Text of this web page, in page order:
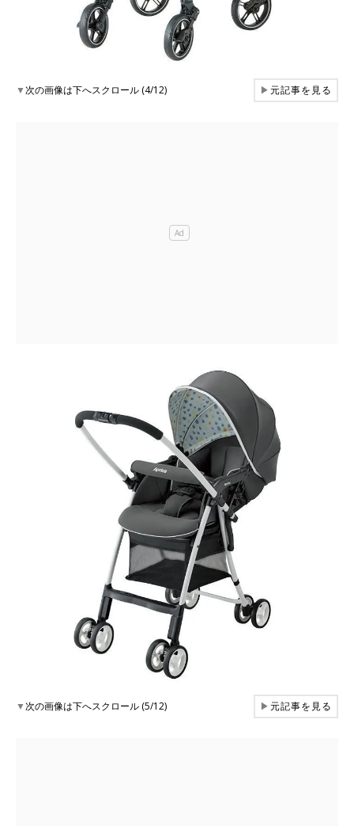
▼次の画像は下へスクロール (4/12) ▶元記事を見る
▼次の画像は下へスクロール (5/12) ▶元記事を見る